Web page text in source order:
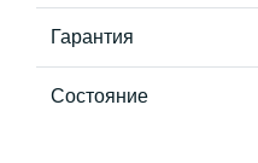
Гарантия
Состояние